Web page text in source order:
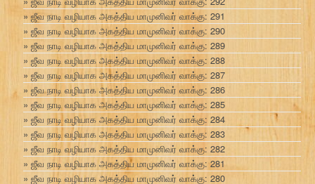
ஜீவ நாடி வழியாக அகத்திய மாமுனிவர் வாக்கு: 291
ஜீவ நாடி வழியாக அகத்திய மாமுனிவர் வாக்கு: 290
ஜீவ நாடி வழியாக அகத்திய மாமுனிவர் வாக்கு: 289
ஜீவ நாடி வழியாக அகத்திய மாமுனிவர் வாக்கு: 288
ஜீவ நாடி வழியாக அகத்திய மாமுனிவர் வாக்கு: 287
ஜீவ நாடி வழியாக அகத்திய மாமுனிவர் வாக்கு: 286
ஜீவ நாடி வழியாக அகத்திய மாமுனிவர் வாக்கு: 285
ஜீவ நாடி வழியாக அகத்திய மாமுனிவர் வாக்கு: 284
ஜீவ நாடி வழியாக அகத்திய மாமுனிவர் வாக்கு: 283
ஜீவ நாடி வழியாக அகத்திய மாமுனிவர் வாக்கு: 282
ஜீவ நாடி வழியாக அகத்திய மாமுனிவர் வாக்கு: 281
ஜீவ நாடி வழியாக அகத்திய மாமுனிவர் வாக்கு: 280